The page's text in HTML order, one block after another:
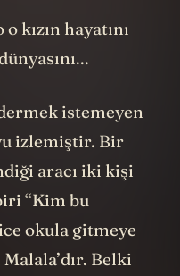
kızın hayatını
istemeyen
izlemiştir. Bir
aracı iki kişi
“Kim bu
okula gitmeye
Malala’dır. Belki